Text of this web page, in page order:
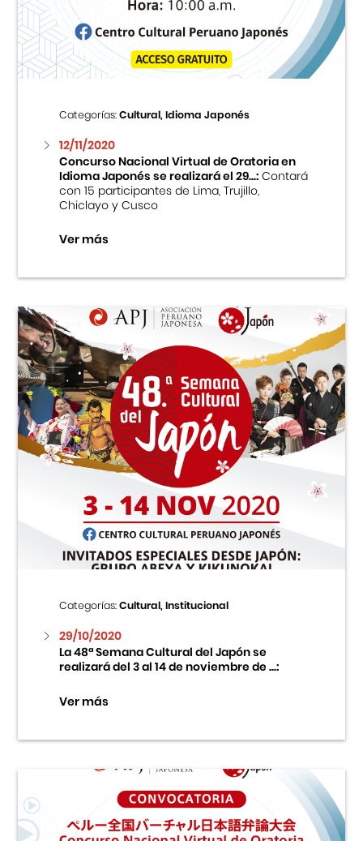
Centro Cultural Peruano Japonés
Cursos
Museo de la Inmigración Japonesa
Fondo Editorial
Teatro Peruano Japonés
Categorías:Cultural, Idioma Japonés
12/11/2020
Concurso Nacional Virtual de Oratoria en
Idioma Japonés se realizará el 29...:Contará
con 15 participantes de Lima, Trujillo,
Chiclayo y Cusco
Ver más
Categorías:Cultural, Institucional
29/10/2020
La 48ª Semana Cultural del Japón se
realizará del 3 al 14 de noviembre de ...:
Ver más